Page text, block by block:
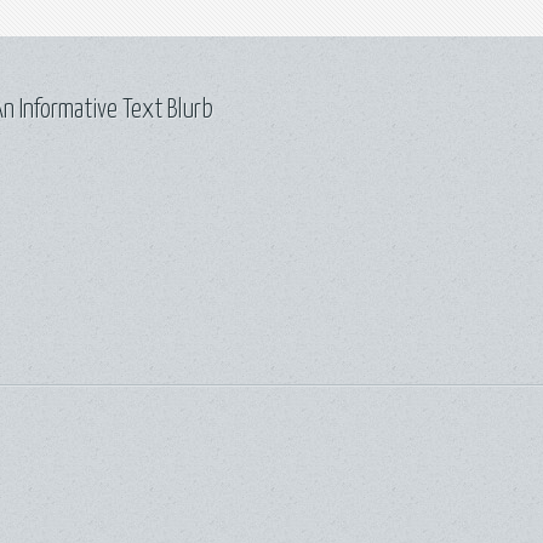
Informative Text Blurb